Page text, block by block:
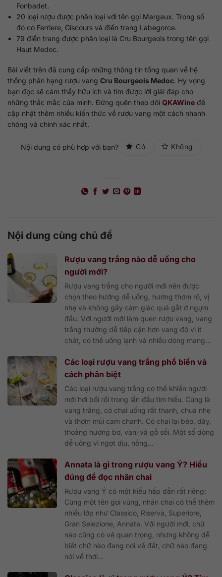
Fonbadet.
20 loại rượu được phân loại với tên gọi Margaux. Trong số
đó có Ferriere, Giscours và điền trang Labegorce.
79 điền trang được phân loại là Cru Bourgeois trong tên gọi
Haut Medoc.
Bài viết trên đã cung cấp những thông tin tổng quan về hệ
thống phân hạng rượu vang Cru Bourgeois Medoc. Hy vọng
bạn đọc sẽ cảm thấy hữu ích và tìm được lời giải đáp cho
những thắc mắc của mình. Đừng quên theo dõi QKAWine để
cập nhật thêm nhiều kiến thức về rượu vang một cách nhanh
chóng và chính xác nhất.
Nội dung có phù hợp với bạn? Có Không
Nội dung cùng chủ đề
Rượu vang trắng nào dễ uống cho
người mới?
Rượu vang trắng cho người mới nên được
chọn theo hướng dễ uống, hương thơm rõ, vị
nhẹ và không gây cảm giác quá gắt ở ngụm
đầu. Với người mới làm quen rượu vang, vang
trắng thường dễ tiếp cận hơn vang đỏ vì ít
chát, có thể uống lạnh và nhiều dòng mang...
Các loại rượu vang trắng phổ biến và
cách phân biệt
Các loại rượu vang trắng có thể khiến người
mới hơi bối rối trong lần đầu tìm hiểu. Cùng là
vang trắng, có chai uống rất thanh, chua nhẹ
và thơm mùi cam chanh. Có chai lại béo, dày,
thoảng hương bơ, vani và gỗ sồi. Một số dòng
dễ uống vì ngọt dịu, nồng...
Annata là gì trong rượu vang Ý? Hiểu
đúng để đọc nhãn chai
Rượu vang Ý có một kiểu hấp dẫn rất riêng:
Cùng một tên gọi vùng, nhãn chai có thể thêm
nhiều lớp như Classico, Riserva, Superiore,
Gran Selezione, Annata. Với người mới, chữ
nào cũng có vẻ quan trọng, nhưng không dễ
biết chữ nào đang nói về đất, chữ nào đang
nói về thời...